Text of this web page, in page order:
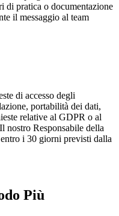
pratica o documentazione
il messaggio al team
di accesso degli
portabilità dei dati,
relative al GDPR o al
nostro Responsabile della
i 30 giorni previsti dalla
Più